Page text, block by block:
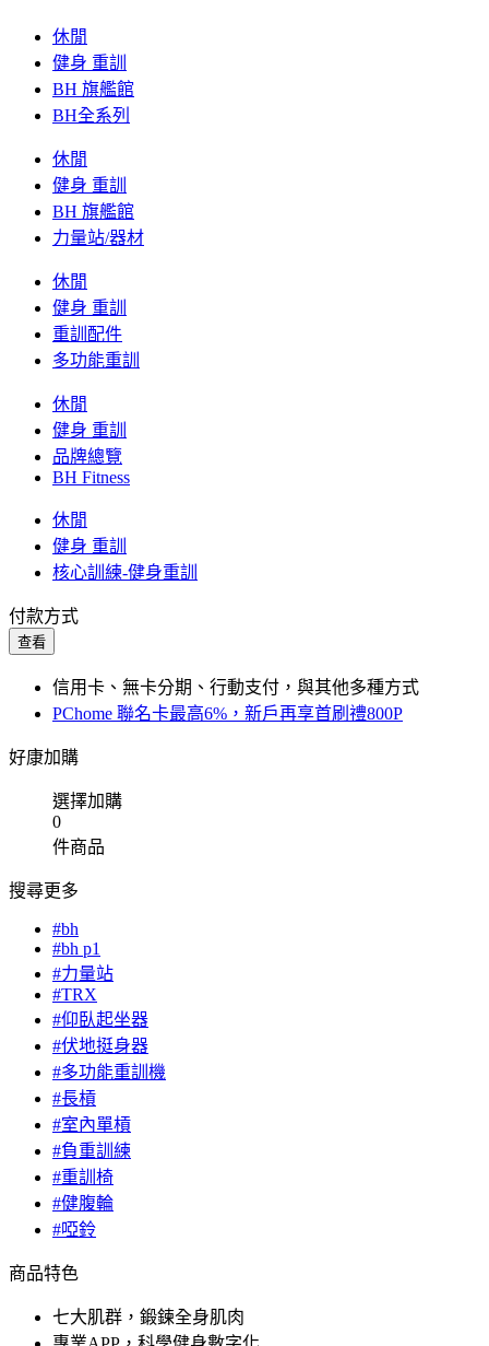
休閒
健身 重訓
BH 旗艦館
BH全系列
休閒
健身 重訓
BH 旗艦館
力量站/器材
休閒
健身 重訓
重訓配件
多功能重訓
休閒
健身 重訓
品牌總覽
BH Fitness
休閒
健身 重訓
核心訓練-健身重訓
付款方式
查看
信用卡、無卡分期、行動支付，與其他多種方式
PChome 聯名卡最高6%，新戶再享首刷禮800P
好康加購
選擇加購
0
件商品
搜尋更多
#bh
#bh p1
#力量站
#TRX
#仰臥起坐器
#伏地挺身器
#多功能重訓機
#長槓
#室內單槓
#負重訓練
#重訓椅
#健腹輪
#啞鈴
商品特色
七大肌群，鍛鍊全身肌肉